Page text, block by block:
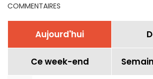
COMMENTAIRES
Aujourd'hui
Ce week-end